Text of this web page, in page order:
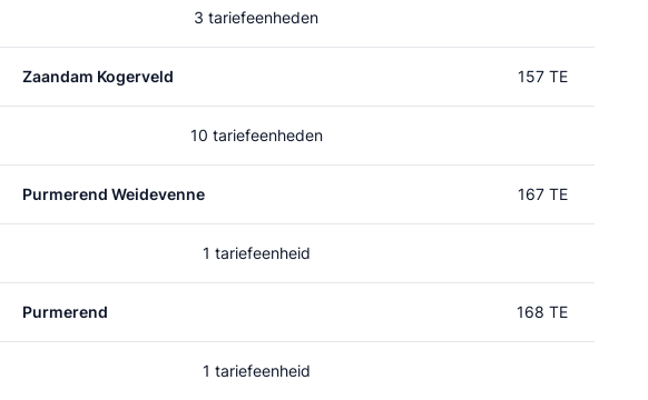
3 tariefeenheden
Zaandam Kogerveld 157 TE
10 tariefeenheden
Purmerend Weidevenne 167 TE
1 tariefeenheid
Purmerend 168 TE
1 tariefeenheid